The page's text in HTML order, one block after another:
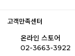
고객만족센터
온라인 스토어
02-3663-3922